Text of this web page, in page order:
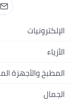
الإلكترونيات
الجوالات
اللابتوبات
الأجهزة المنزلية
الأزياء
أزياء نسائية
المطبخ والأجهزة
الحمام
الجمال